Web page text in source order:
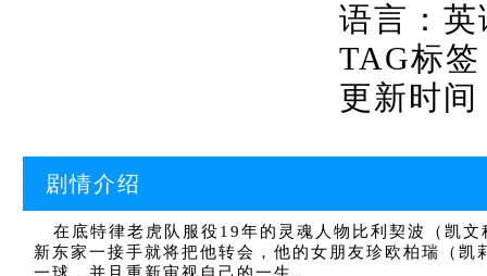
语言：英
TAG标
更新时
剧情介绍
在底特律老虎队服役19年的灵魂人物比利契波（凯文
新东家一接手就将把他转会，他的女朋友珍欧柏瑞（